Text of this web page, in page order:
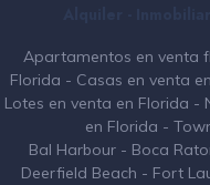
Apartamentos en venta
Florida - Casas en venta
Lotes en venta en Florida -
en Florida -
Bal Harbour - Boca
Deerfield Beach - Fort